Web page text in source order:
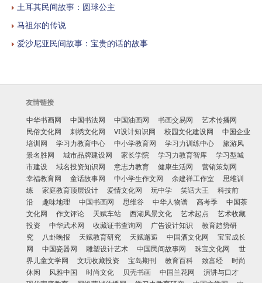
土耳其民间故事：圆球公主
马祖尔的传说
爱沙尼亚民间故事：宝贵的话的故事
友情链接
中华书画网
中国书法网 中国油画网 书画交易网
艺术传播网
民俗文化网
刺绣文化网 VI设计知识网 校园文化建设网
中国企业
培训网
学习力教育中心 中小学教育网 学习力训练中心
旅游风
景名胜网
城市品牌建设网 家长学院 学习力教育智库
学习型城
市建设
域名投资知识网 意志力教育 健康生活网
营销策划网
幸福教育网
童话故事网 中小学生作文网 余建祥工作室
思维训
练
家庭教育顶层设计 爱情文化网 玩中学 笑话大王
科技前
沿
趣味地理 中国书画网 思维谷 中华人物谱 高考季
中国茶
文化网
作文评论 天赋车站 西湖风景文化 艺术起点
艺术收藏
投资
中华武术网 收藏证书查询网 广告设计知识
教育趋势研
究
八卦晚报 天赋教育研究 天赋邂逅 中国酒文化网
宝宝成长
网
中国瓷器网 雕塑设计艺术 中国民间故事网 珠宝文化网
世
界儿童文学网
文玩收藏投资 宝岛期刊 教育百科 致富经
时尚
休闲
风雅中国 时尚文化 贝壳书画 中国兰花网
演讲与口才